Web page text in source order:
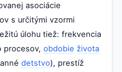
asociácie
s určitými vzormi
úlohu tiež: frekvencia
procesov, obdobie života
detstvo), prestíž